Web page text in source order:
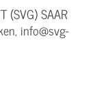
(SVG) SAAR
info@svg-